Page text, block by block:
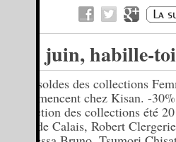
En juin, habille-
Les soldes des collections
commencent chez Kisan. -
sélection des collections été
Pas de Calais, Robert